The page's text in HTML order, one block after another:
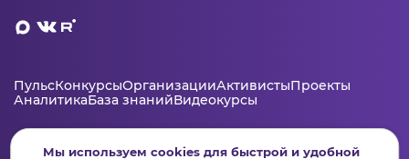
ПульсКонкурсыОрганизацииАктивистыПроекты
АналитикаБаза знанийВидеокурсы
Мы используем cookies для быстрой и удобной